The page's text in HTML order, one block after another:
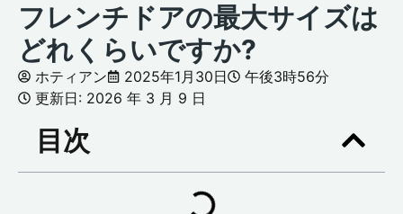
フレンチドアの最大サイズは
どれくらいですか?
ホティアン 2025年1月30日
午後3時56分
更新日: 2026 年 3 月 9 日
目次